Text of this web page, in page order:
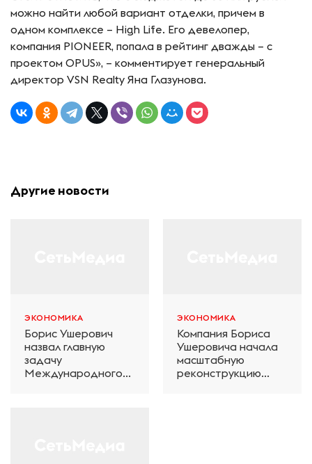
можно найти любой вариант отделки, причем в
одном комплексе – High Life. Его девелопер,
компания PIONEER, попала в рейтинг дважды – с
проектом OPUS», – комментирует генеральный
директор VSN Realty Яна Глазунова.
Другие новости
ЭКОНОМИКА
Борис Ушерович
назвал главную
задачу
Международного
ЭКОНОМИКА
Компания Бориса
Ушеровича начала
масштабную
реконструкцию